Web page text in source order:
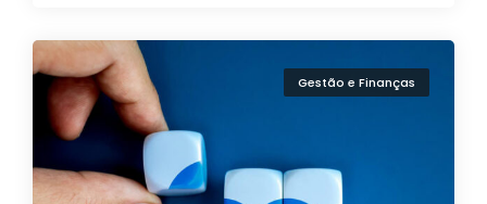
Gestão e Finanças